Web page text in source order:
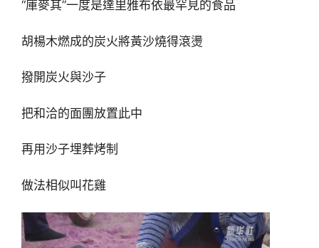
“庫麥其”一度是達里雅布依最罕見的食品
胡楊木燃成的炭火將黃沙燒得滾燙
撥開炭火與沙子
把和洽的面團放置此中
再用沙子埋葬烤制
做法相似叫花雞